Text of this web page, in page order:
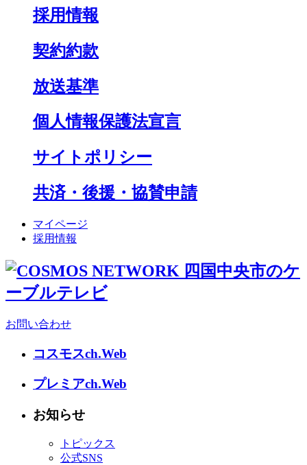
採用情報
契約約款
放送基準
個人情報保護法宣言
サイトポリシー
共済・後援・協賛申請
マイページ
採用情報
お問い合わせ
コスモスch.Web
プレミアch.Web
お知らせ
トピックス
公式SNS